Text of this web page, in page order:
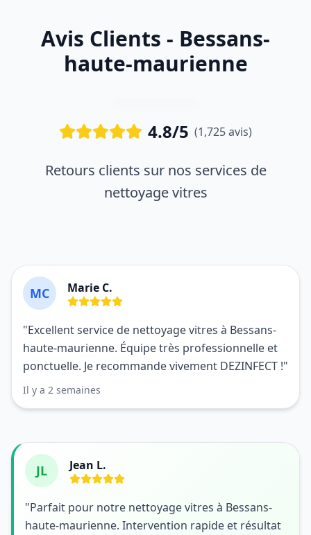
Avis Clients - Bessans-
haute-maurienne
4.8/5 (1,725 avis)
Retours clients sur nos services de
nettoyage vitres
MC Marie C.
"Excellent service de nettoyage vitres à Bessans-
haute-maurienne. Équipe très professionnelle et
ponctuelle. Je recommande vivement DEZINFECT !"
Il y a 2 semaines
JL Jean L.
"Parfait pour notre nettoyage vitres à Bessans-
haute-maurienne. Intervention rapide et résultat